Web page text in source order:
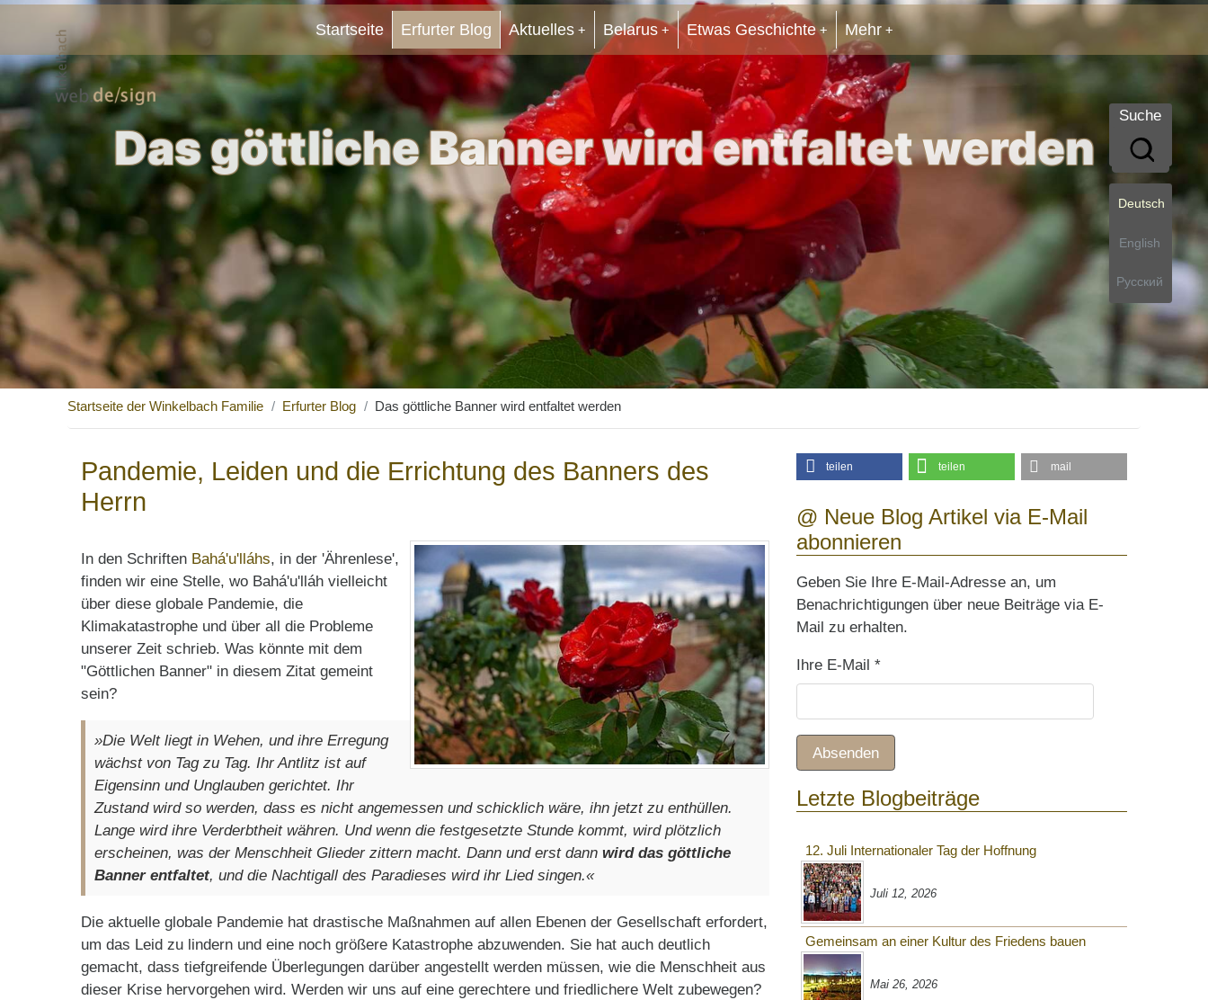
Startseite Erfurter Blog Aktuelles Belarus Etwas Geschichte Mehr
Suche
Deutsch
English
Русский
Das göttliche Banner wird entfaltet werden
Startseite der Winkelbach Familie Erfurter Blog Das göttliche Banner wird entfaltet werden
Pandemie, Leiden und die Errichtung des Banners des
Herrn
In den Schriften Bahá'u'lláhs, in der 'Ährenlese',
finden wir eine Stelle, wo Bahá'u'lláh vielleicht
über diese globale Pandemie, die
Klimakatastrophe und über all die Probleme
unserer Zeit schrieb. Was könnte mit dem
"Göttlichen Banner" in diesem Zitat gemeint
sein?
»Die Welt liegt in Wehen, und ihre Erregung
wächst von Tag zu Tag. Ihr Antlitz ist auf
Eigensinn und Unglauben gerichtet. Ihr
Zustand wird so werden, dass es nicht angemessen und schicklich wäre, ihn jetzt zu enthüllen.
Lange wird ihre Verderbtheit währen. Und wenn die festgesetzte Stunde kommt, wird plötzlich
erscheinen, was der Menschheit Glieder zittern macht. Dann und erst dann wird das göttliche
Banner entfaltet, und die Nachtigall des Paradieses wird ihr Lied singen.«
Die aktuelle globale Pandemie hat drastische Maßnahmen auf allen Ebenen der Gesellschaft erfordert,
um das Leid zu lindern und eine noch größere Katastrophe abzuwenden. Sie hat auch deutlich
gemacht, dass tiefgreifende Überlegungen darüber angestellt werden müssen, wie die Menschheit aus
dieser Krise hervorgehen wird. Werden wir uns auf eine gerechtere und friedlichere Welt zubewegen?
teilen teilen mail
@ Neue Blog Artikel via E-Mail
abonnieren
Geben Sie Ihre E-Mail-Adresse an, um
Benachrichtigungen über neue Beiträge via E-
Mail zu erhalten.
Ihre E-Mail *
Absenden
Letzte Blogbeiträge
12. Juli Internationaler Tag der Hoffnung
Juli 12, 2026
Gemeinsam an einer Kultur des Friedens bauen
Mai 26, 2026